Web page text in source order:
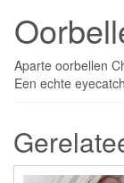
Aparte oorbellen
Een echte